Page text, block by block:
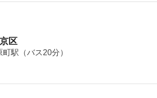
区
駅（バス20分）